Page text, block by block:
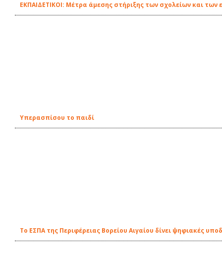
EΚΠΑΙΔΕΤΙΚΟΙ: Μέτρα άμεσης στήριξης των σχολείων και
Υπερασπίσου το παιδί
Το ΕΣΠΑ της Περιφέρειας Βορείου Αιγαίου δίνει ψηφιακές